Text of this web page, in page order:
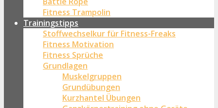
Fitness Trampolin
Trainingstipps
Stoffwechselkur für Fitness-Freaks
Fitness Motivation
Fitness Sprüche
Grundlagen
Muskelgruppen
Grundübungen
Kurzhantel Übungen